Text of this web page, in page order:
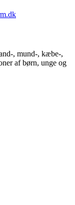
, mund-, kæbe-,
af børn, unge og